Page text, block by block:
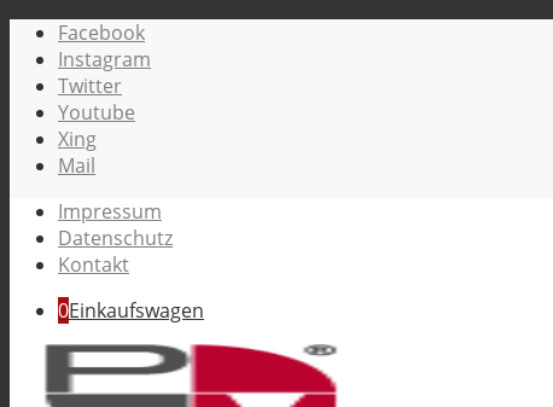
Facebook
Instagram
Twitter
Youtube
Xing
Mail
Impressum
Datenschutz
Kontakt
0Einkaufswagen